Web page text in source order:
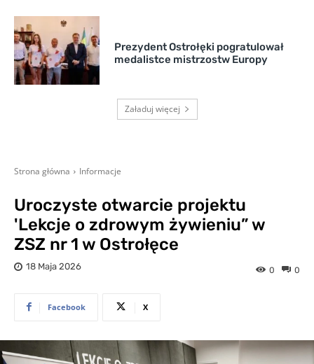
Prezydent Ostrołęki pogratulował
medalistce mistrzostw Europy
Załaduj więcej